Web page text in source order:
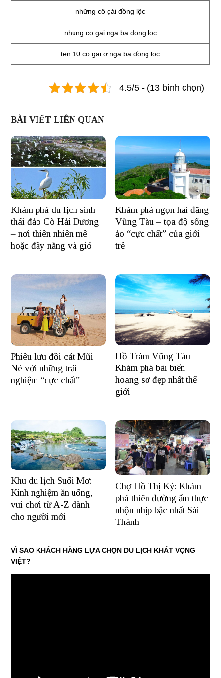
những cô gái đồng lộc
nhung co gai nga ba dong loc
tên 10 cô gái ở ngã ba đồng lộc
4.5/5 - (13 bình chọn)
BÀI VIẾT LIÊN QUAN
Khám phá du lịch sinh
thái đảo Cò Hải Dương
– nơi thiên nhiên mê
hoặc đầy nắng và gió
Khám phá ngọn hải đăng
Vũng Tàu – tọa độ sống
ảo “cực chất” của giới
trẻ
Phiêu lưu đồi cát Mũi
Né với những trải
nghiệm “cực chất”
Hồ Tràm Vũng Tàu –
Khám phá bãi biển
hoang sơ đẹp nhất thế
giới
Khu du lịch Suối Mơ:
Kinh nghiệm ăn uống,
vui chơi từ A-Z dành
cho người mới
Chợ Hồ Thị Kỷ: Khám
phá thiên đường ẩm thực
nhộn nhịp bậc nhất Sài
Thành
VÌ SAO KHÁCH HÀNG LỰA CHỌN DU LỊCH KHÁT VỌNG
VIỆT?